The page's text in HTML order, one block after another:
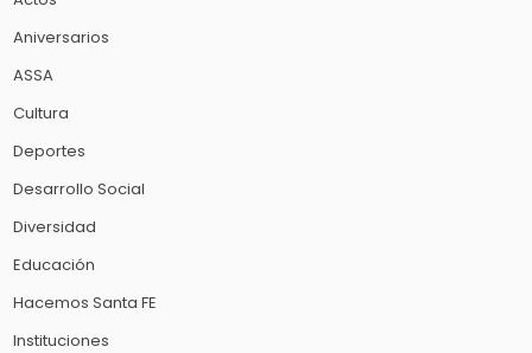
Aniversarios
ASSA
Cultura
Deportes
Desarrollo Social
Diversidad
Educación
Hacemos Santa FE
Instituciones